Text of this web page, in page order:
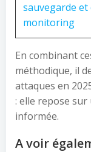
sauvegarde et
monitoring
En combinant
méthodique, il
attaques en
: elle repose
informée.
A voir